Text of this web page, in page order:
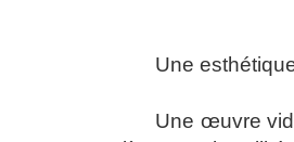
Une
Une œuvre